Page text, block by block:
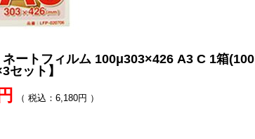
ートフィルム 100μ303×426 A3 C 1箱(100
セット】
（ 税込：6,180円 ）